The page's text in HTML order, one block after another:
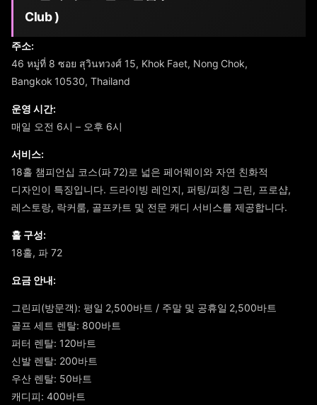
Club )
주소:
46 หมู่ที่ 8 ซอย สุวินทวงศ์ 15, Khok Faet, Nong Chok,
Bangkok 10530, Thailand
운영 시간:
매일 오전 6시 – 오후 6시
서비스:
18홀 챔피언십 코스(파 72)로 넓은 페어웨이와 자연 친화적
디자인이 특징입니다. 드라이빙 레인지, 퍼팅/피칭 그린, 프로샵,
레스토랑, 락커룸, 골프카트 및 전문 캐디 서비스를 제공합니다.
홀 구성:
18홀, 파 72
요금 안내:
그린피(방문객): 평일 2,500바트 / 주말 및 공휴일 2,500바트
골프 세트 렌탈: 800바트
퍼터 렌탈: 120바트
신발 렌탈: 200바트
우산 렌탈: 50바트
캐디피: 400바트